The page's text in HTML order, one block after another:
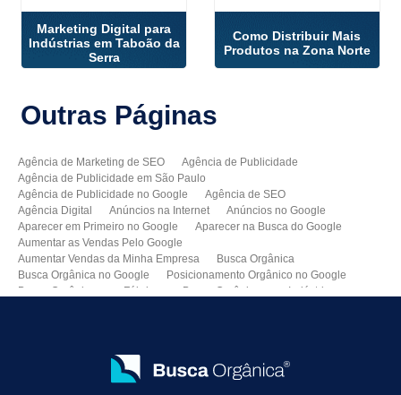
Marketing Digital para
Indústrias em Taboão da
Serra
Como Distribuir Mais
Produtos na Zona Norte
Outras Páginas
Agência de Marketing de SEO
Agência de Publicidade
Agência de Publicidade em São Paulo
Agência de Publicidade no Google
Agência de SEO
Agência Digital
Anúncios na Internet
Anúncios no Google
Aparecer em Primeiro no Google
Aparecer na Busca do Google
Aumentar as Vendas Pelo Google
Aumentar Vendas da Minha Empresa
Busca Orgânica
Busca Orgânica no Google
Posicionamento Orgânico no Google
Busca Orgânica para Fábricas
Busca Orgânica para Indústrias
Como Melhorar as Vendas
Como Melhorar o Ranking do Meu Site no Google